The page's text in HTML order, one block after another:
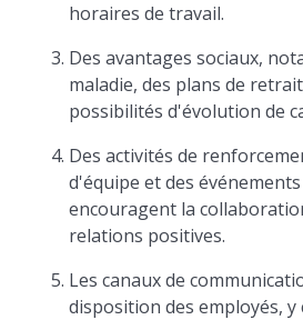
horaires de travail.
Des avantages sociaux,
maladie, des plans de
possibilités d'évolution de
Des activités de
d'équipe et des
encouragent la
relations positives.
Les canaux de
disposition des employés, y